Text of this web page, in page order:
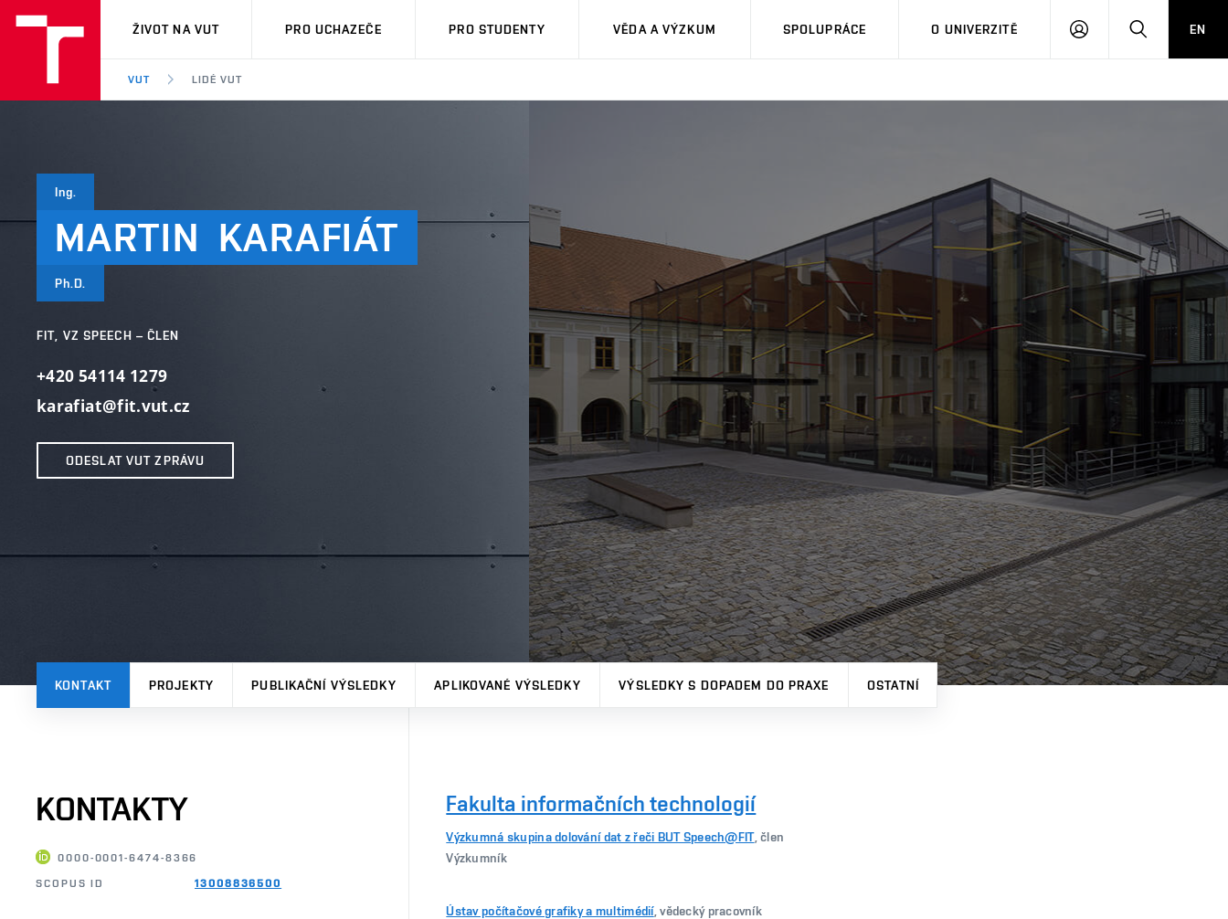
VUT
ŽIVOT NA VUT PRO UCHAZEČE PRO STUDENTY VĚDA A VÝZKUM SPOLUPRÁCE O UNIVERZITĚ
PŘIHLÁSIT HLEDATEN
VUT LIDÉ VUT
Ing.
MARTIN KARAFIÁT
Ph.D.
FIT, VZ SPEECH – ČLEN
+420 54114 1279
karafiat@fit.vut.cz
ODESLAT VUT ZPRÁVU
KONTAKT PROJEKTY PUBLIKAČNÍ VÝSLEDKY APLIKOVANÉ VÝSLEDKY VÝSLEDKY S DOPADEM DO PRAXE OSTATNÍ
KONTAKTY
0000-0001-6474-8366
SCOPUS ID 13008836500
Fakulta informačních technologií
Výzkumná skupina dolování dat z řeči BUT Speech@FIT, člen
Výzkumník
Ústav počítačové grafiky a multimédií, vědecký pracovník